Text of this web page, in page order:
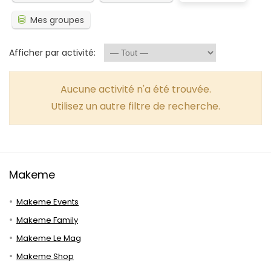
Mes groupes
Afficher par activité:
Aucune activité n'a été trouvée.
Utilisez un autre filtre de recherche.
Makeme
Makeme Events
Makeme Family
Makeme Le Mag
Makeme Shop